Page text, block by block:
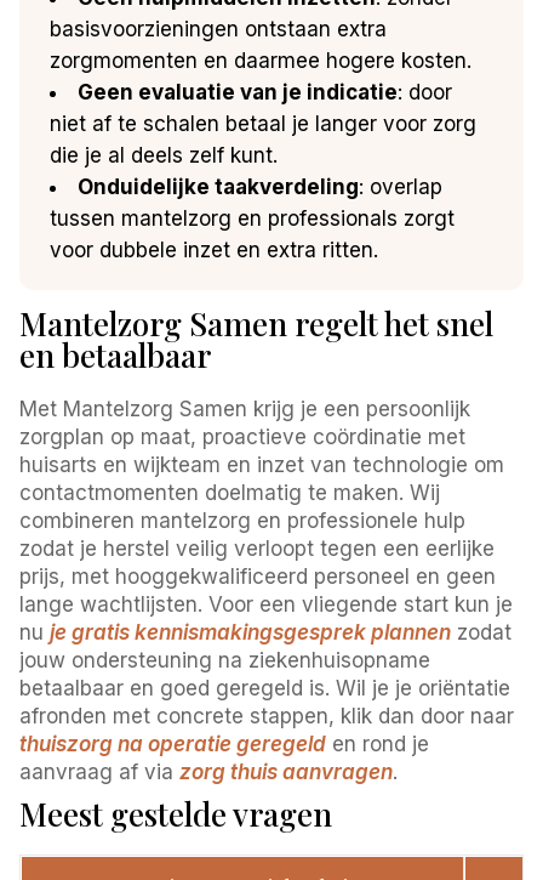
basisvoorzieningen ontstaan extra
zorgmomenten en daarmee hogere kosten.
Geen evaluatie van je indicatie: door
niet af te schalen betaal je langer voor zorg
die je al deels zelf kunt.
Onduidelijke taakverdeling: overlap
tussen mantelzorg en professionals zorgt
voor dubbele inzet en extra ritten.
Mantelzorg Samen regelt het snel
en betaalbaar
Met Mantelzorg Samen krijg je een persoonlijk
zorgplan op maat, proactieve coördinatie met
huisarts en wijkteam en inzet van technologie om
contactmomenten doelmatig te maken. Wij
combineren mantelzorg en professionele hulp
zodat je herstel veilig verloopt tegen een eerlijke
prijs, met hooggekwalificeerd personeel en geen
lange wachtlijsten. Voor een vliegende start kun je
nuje gratis kennismakingsgesprek plannen zodat
jouw ondersteuning na ziekenhuisopname
betaalbaar en goed geregeld is. Wil je je oriëntatie
afronden met concrete stappen, klik dan door naar
thuiszorg na operatie geregeld en rond je
aanvraag af viazorg thuis aanvragen.
Meest gestelde vragen